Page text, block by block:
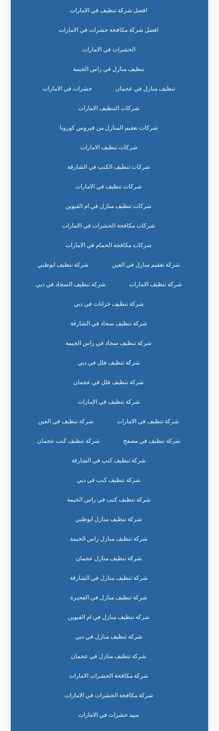
افضل شركة تنظيف في الامارات
افضل شركة مكافحة حشرات في الامارات
الحشرات في الامارات
تنظيف منازل في راس الخيمة
تنظيف منازل في عجمان حشرات في الامارات
شركات التنظيف الامارات
شركات تعقيم المنازل من فيروس كورونا
شركات تنظيف الامارات
شركات تنظيف الكنب في الشارقة
شركات تنظيف في الامارات
شركات تنظيف منازل في ام القيوين
شركات مكافحة الحشرات في الامارات
شركات مكافحة الحمام في الامارات
شركة تعقيم منازل في العين شركة تنظيف ابوظبي
شركة تنظيف الامارات شركة تنظيف السجاد في دبي
شركة تنظيف خزانات في دبي
شركة تنظيف سجاد في الشارقة
شركة تنظيف سجاد في راس الخيمة
شركة تنظيف فلل في دبي
شركة تنظيف فلل في عجمان
شركة تنظيف في الإمارات
شركة تنظيف في الامارات شركة تنظيف في العين
شركة تنظيف في مصفح شركة تنظيف كنب عجمان
شركة تنظيف كنب في الشارقة
شركة تنظيف كنب في دبي
شركة تنظيف كنب في راس الخيمة
شركة تنظيف منازل ابوظبي
شركة تنظيف منازل راس الخيمة
شركة تنظيف منازل عجمان
شركة تنظيف منازل في الشارقة
شركة تنظيف منازل في الفجيرة
شركة تنظيف منازل في ام القيوين
شركة تنظيف منازل في دبي
شركة تنظيف منازل في عجمان
شركة مكافحة الحشرات الامارات
شركة مكافحة الحشرات في الامارات
مبيد حشرات في الامارات